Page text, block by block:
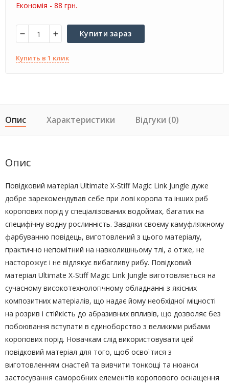
Економія - 88 грн.
Купити зараз
Купить в 1 клик
Опис Характеристики Відгуки (0)
Опис
Повідковий матеріал Ultimate X-Stiff Magic Link Jungle дуже
добре зарекомендував себе при лові коропа та інших риб
коропових порід у спеціалізованих водоймах, багатих на
специфічну водну рослинність. Завдяки своєму камуфляжному
фарбуванню повідець, виготовлений з цього матеріалу,
практично непомітний на навколишньому тлі, а отже, не
насторожує і не відлякує вибагливу рибу. Повідковий
матеріал Ultimate X-Stiff Magic Link Jungle виготовляється на
сучасному високотехнологічному обладнанні з якісних
композитних матеріалів, що надає йому необхідної міцності
на розрив і стійкість до абразивних впливів, що дозволяє без
побоювання вступати в єдиноборство з великими рибами
коропових порід. Новачкам слід використовувати цей
повідковий матеріал для того, щоб освоїтися з
виготовленням снастей та вивчити тонкощі та нюанси
застосування саморобних елементів коропового оснащення